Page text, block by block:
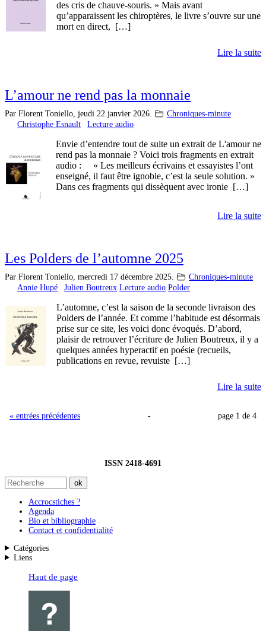
des cris de chauve-souris. » Mais avant
qu’apparaissent les chiroptères, le livre s’ouvre sur une
mort en direct, […]
Lire la suite
L’amour ne rend pas la monnaie
Par Florent Toniello, jeudi 22 janvier 2026.
Chroniques-minute
Christophe Esnault
Lecture audio
Envie d’entendre tout de suite un extrait de L'amour ne
rend pas la monnaie ? Voici trois fragments en extrait
audio : « Les meilleurs écrivains et essayistes l’ont
enseigné, il faut être ignoble, c’est la seule solution. »
Dans ces fragments qui dissèquent avec ironie […]
Lire la suite
Les Polders de l’automne 2025
Par Florent Toniello, mercredi 17 décembre 2025.
Chroniques-minute
Annie Hupé
Julien Boutreux Lecture audio Polder
L’automne, c’est la saison de la seconde livraison des
Polders de l’année. Et comme l’habitude est désormais
prise sur ce site, les voici donc évoqués. D’abord,
plaisir de retrouver l’écriture de Julien Boutreux, il y a
quelques années hyperactif en poésie (recueils,
publications en revue, revuiste […]
Lire la suite
« entrées précédentes - page 1 de 4
ISSN 2418-4691
Accrocstiches ?
Agenda
Bio et bibliographie
Contact et confidentialité
Catégories
Liens
Haut de page